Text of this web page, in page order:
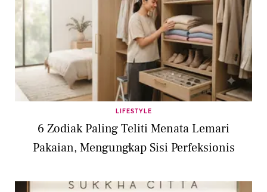
LIFESTYLE
6 Zodiak Paling Teliti Menata Lemari
Pakaian, Mengungkap Sisi Perfeksionis